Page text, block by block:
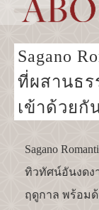
สถานที่ท่องเที่
บริเวณ
บริเวณ
Sagano
ที่ผสานธร
เข้าด้วยกั
Sagano
ทิวทัศน์อันงดง
ฤดูกาล พร้อม